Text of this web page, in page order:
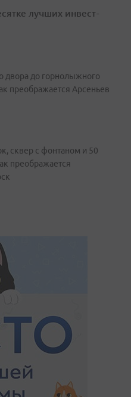
лучших инвест-
двора до горнолыжного
преображается Арсеньев
сквер с фонтаном и 50
преображается